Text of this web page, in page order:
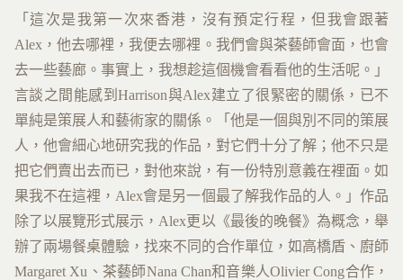
「這次是我第一次來香港，沒有預定行程，但我會跟著
Alex，他去哪裡，我便去哪裡。我們會與茶藝師會面，也會
去一些藝廊。事實上，我想趁這個機會看看他的生活呢。」
言談之間能感到Harrison與Alex建立了很緊密的關係，已不
單純是策展人和藝術家的關係。「他是一個與別不同的策展
人，他會細心地研究我的作品，對它們十分了解；他不只是
把它們賣出去而已，對他來說，有一份特別意義在裡面。如
果我不在這裡，Alex會是另一個最了解我作品的人。」作品
除了以展覽形式展示，Alex更以《最後的晚餐》為概念，舉
辦了兩場餐桌體驗，找來不同的合作單位，如高橋盾、廚師
Margaret Xu、茶藝師Nana Chan和音樂人Olivier Cong合作，